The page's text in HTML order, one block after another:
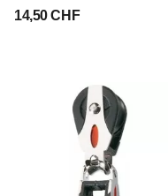
14,50 CHF